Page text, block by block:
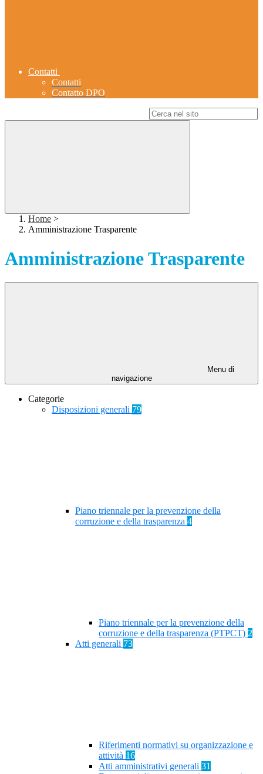
Contatti
Contatti
Contatto DPO
Home >
Amministrazione Trasparente
Amministrazione Trasparente
Menu di
navigazione
Categorie
Disposizioni generali 79
Piano triennale per la prevenzione della
corruzione e della trasparenza 4
Piano triennale per la prevenzione della
corruzione e della trasparenza (PTPCT) 2
Atti generali 73
Riferimenti normativi su organizzazione e
attività 16
Atti amministrativi generali 31